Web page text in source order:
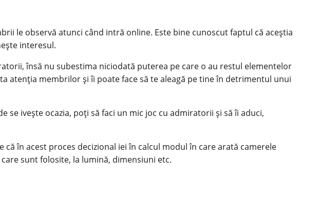
le observă atunci când intră online. Este bine cunoscut faptul că aceștia
interesul.
însă nu subestima niciodată puterea pe care o au restul elementelor
atenția membrilor și îi poate face să te aleagă pe tine în detrimentul unui
se ivește ocazia, poți să faci un mic joc cu admiratorii și să îi aduci,
în acest proces decizional iei în calcul modul în care arată camerele
sunt folosite, la lumină, dimensiuni etc.